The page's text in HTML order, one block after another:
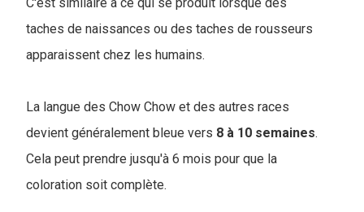
taches de naissances ou des taches de rousseurs
apparaissent chez les humains.
La langue des Chow Chow et des autres races
devient généralement bleue vers 8 à 10 semaines.
Cela peut prendre jusqu'à 6 mois pour que la
coloration soit complète.